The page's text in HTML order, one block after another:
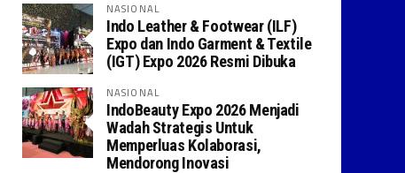
NASIONAL
Indo Leather & Footwear (ILF)
Expo dan Indo Garment & Textile
(IGT) Expo 2026 Resmi Dibuka
NASIONAL
IndoBeauty Expo 2026 Menjadi
Wadah Strategis Untuk
Memperluas Kolaborasi,
Mendorong Inovasi